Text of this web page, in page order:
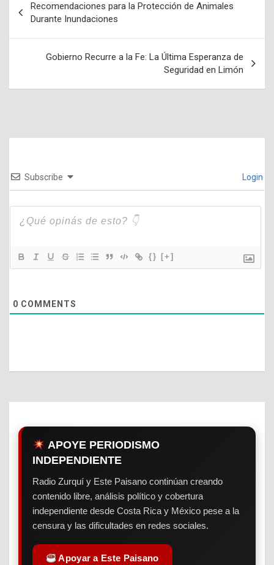
Navegación
de
entradas
Recomendaciones para la Protección de Animales
Durante Inundaciones
Gobierno Recurre a la Fe: La Última Esperanza de
Seguridad en Limón
Subscribe Login
{} [+]
0 COMMENTS
APOYE PERIODISMO
INDEPENDIENTE
Radio Zurquí y Este Paisano continúan creando
contenido libre, análisis político y cobertura
independiente desde Costa Rica y México pese a la
censura y las dificultades en redes sociales.
Apoyar a Este Paisano